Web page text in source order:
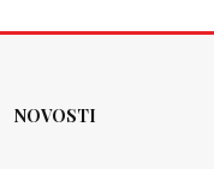
NOVOSTI